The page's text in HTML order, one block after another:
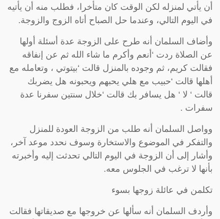
أن يأتي لمنزله لكن الوقت كان متأخرا، فطلب منه أن يأتيه
في اليوم التالي، وعندما حل الصباح أتاه الزوج والزوجة.
وأضاف السلمان أنه طرح على الزوجة عدة أسئلة أولها
عن الصلاة ردت ‘أنعم وأكرم ما شاء الله ثم عن إنفاقه
فقالت كريم، ثم وجوده بالمنزل قالت ‘بيتوتي ، وتعامله مع
أهلها قالت ‘حبيب مع هلي يحبهم ويحبونه هل يضربك
قالت ‘ لا ‘ هل يسافر بك قالت ‘خلال سنتين سفرنا عدة
سفرات .
وواصل السلمان أنه طلب من الزوجة العودة للمنزل
والتفكر في الموضوع والاستخارة وسوف نحدد موعد آخر،
وأشار إلى أن الزوجة في اليوم التالي تحدثت إليه وأخبرته
بأنها لا ترغب في الجلوس معه.
تكلمن في عائلة زوجها بسوء
وأردف السلمان أنه سألها عن خروجها مع صديقاتها فقالت